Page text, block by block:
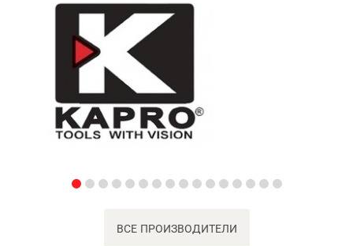
ВСЕ ПРОИЗВОДИТЕЛИ